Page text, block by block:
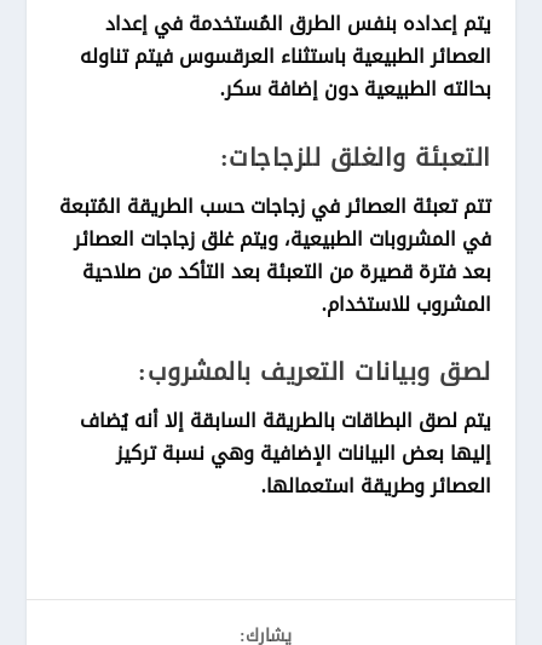
يتم إعداده بنفس الطرق المُستخدمة في إعداد
العصائر الطبيعية باستثناء العرقسوس فيتم تناوله
بحالته الطبيعية دون إضافة سكر.
التعبئة والغلق للزجاجات:
تتم تعبئة العصائر في زجاجات حسب الطريقة المُتبعة
في المشروبات الطبيعية، ويتم غلق زجاجات العصائر
بعد فترة قصيرة من التعبئة بعد التأكد من صلاحية
المشروب للاستخدام.
لصق وبيانات التعريف بالمشروب:
يتم لصق البطاقات بالطريقة السابقة إلا أنه يُضاف
إليها بعض البيانات الإضافية وهي نسبة تركيز
العصائر وطريقة استعمالها.
يشارك: